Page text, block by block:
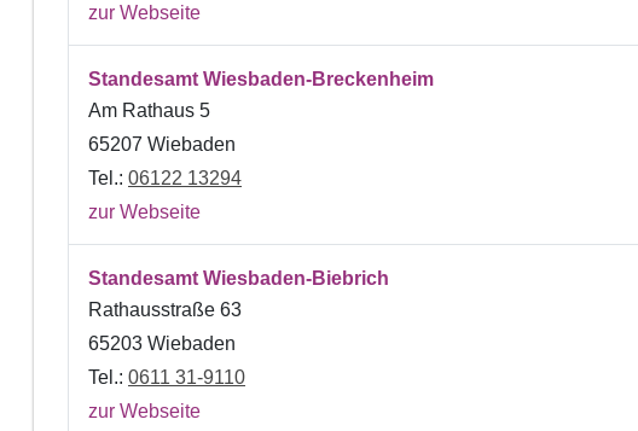
zur Webseite
Standesamt Wiesbaden-Breckenheim
Am Rathaus 5
65207 Wiebaden
Tel.: 06122 13294
zur Webseite
Standesamt Wiesbaden-Biebrich
Rathausstraße 63
65203 Wiebaden
Tel.: 0611 31-9110
zur Webseite